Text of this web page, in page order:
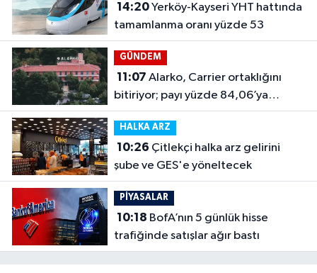
14:20Yerköy-Kayseri YHT hattında
tamamlanma oranı yüzde 53
GÜNDEM
11:07
bitiriyor; payı yüzde 84,06’ya
çıkacak
HALKA ARZ
10:26
şube ve GES'e yöneltecek
PİYASALAR
10:18
trafiğinde satışlar ağır bastı